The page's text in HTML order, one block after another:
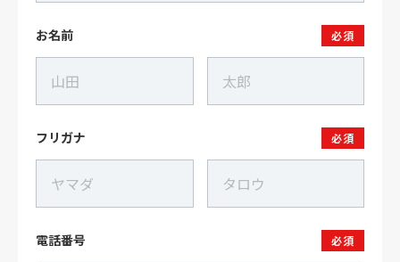
お名前 必須
フリガナ 必須
電話番号 必須